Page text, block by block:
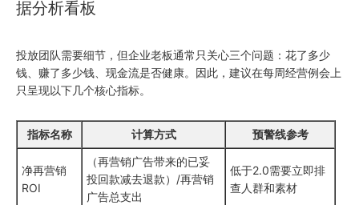
据分析看板
投放团队需要细节，但企业老板通常只关心三个问题：花了多少
钱、赚了多少钱、现金流是否健康。因此，建议在每周经营例会上
只呈现以下几个核心指标。
指标名称 计算方式 预警线参考
净再营销
ROI
（再营销广告带来的已妥
投回款减去退款）/再营销
广告总支出
低于2.0需要立即排
查人群和素材